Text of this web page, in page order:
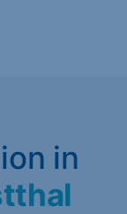
in